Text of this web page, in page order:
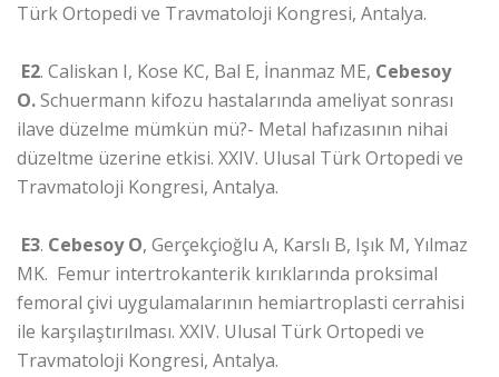
Türk Ortopedi ve Travmatoloji Kongresi, Antalya.
E2. Caliskan I, Kose KC, Bal E, İnanmaz ME, Cebesoy
O.Schuermann kifozu hastalarında ameliyat sonrası
ilave düzelme mümkün mü?- Metal hafızasının nihai
düzeltme üzerine etkisi. XXIV. Ulusal Türk Ortopedi ve
Travmatoloji Kongresi, Antalya.
E3. Cebesoy O, Gerçekçioğlu A, Karslı B, Işık M, Yılmaz
MK. Femur intertrokanterik kırıklarında proksimal
femoral çivi uygulamalarının hemiartroplasti cerrahisi
ile karşılaştırılması. XXIV. Ulusal Türk Ortopedi ve
Travmatoloji Kongresi, Antalya.